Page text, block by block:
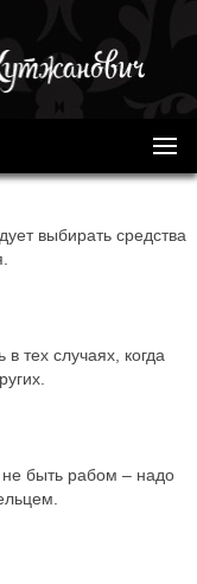
выбирать средства
тех случаях, когда
быть рабом – надо